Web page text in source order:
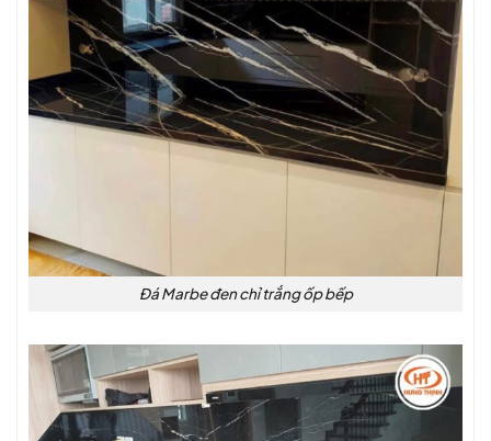
Đá Marbe đen chỉ trắng ốp bếp